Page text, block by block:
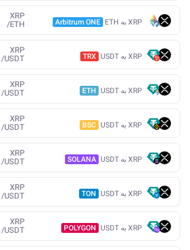
XRP به ETH Arbitrum ONE
XRP
/ETH
XRP به USDT TRX
XRP
/USDT
XRP به USDT ETH
XRP
/USDT
XRP به USDT BSC
XRP
/USDT
XRP به USDT SOLANA
XRP
/USDT
XRP به USDT TON
XRP
/USDT
XRP به USDT POLYGON
XRP
/USDT